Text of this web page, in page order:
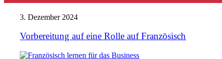
3. Dezember 2024
Vorbereitung auf eine Rolle auf Französisch